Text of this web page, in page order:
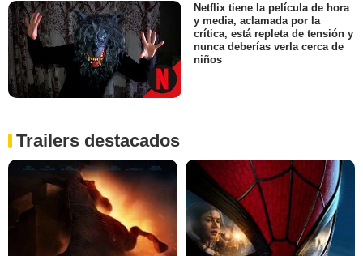
Netflix tiene la película de hora
y media, aclamada por la
crítica, está repleta de tensión y
nunca deberías verla cerca de
niños
Trailers destacados